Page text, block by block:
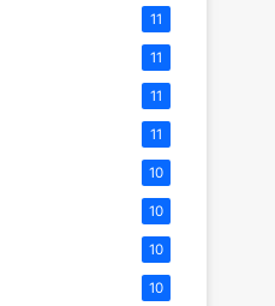
11
11
11
11
10
10
10
10